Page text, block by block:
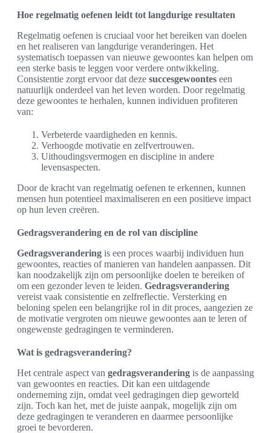
Hoe regelmatig oefenen leidt tot langdurige resultaten
Regelmatig oefenen is cruciaal voor het bereiken van doelen
en het realiseren van langdurige veranderingen. Het
systematisch toepassen van nieuwe gewoontes kan helpen om
een sterke basis te leggen voor verdere ontwikkeling.
Consistentie zorgt ervoor dat deze succesgewoontes een
natuurlijk onderdeel van het leven worden. Door regelmatig
deze gewoontes te herhalen, kunnen individuen profiteren
van:
Verbeterde vaardigheden en kennis.
Verhoogde motivatie en zelfvertrouwen.
Uithoudingsvermogen en discipline in andere
levensaspecten.
Door de kracht van regelmatig oefenen te erkennen, kunnen
mensen hun potentieel maximaliseren en een positieve impact
op hun leven creëren.
Gedragsverandering en de rol van discipline
Gedragsverandering is een proces waarbij individuen hun
gewoontes, reacties of manieren van handelen aanpassen. Dit
kan noodzakelijk zijn om persoonlijke doelen te bereiken of
om een gezonder leven te leiden. Gedragsverandering
vereist vaak consistentie en zelfreflectie. Versterking en
beloning spelen een belangrijke rol in dit proces, aangezien ze
de motivatie vergroten om nieuwe gewoontes aan te leren of
ongewenste gedragingen te verminderen.
Wat is gedragsverandering?
Het centrale aspect van gedragsverandering is de aanpassing
van gewoontes en reacties. Dit kan een uitdagende
onderneming zijn, omdat veel gedragingen diep geworteld
zijn. Toch kan het, met de juiste aanpak, mogelijk zijn om
deze gedragingen te veranderen en daarmee persoonlijke
groei te bevorderen.